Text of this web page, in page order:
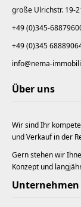
große Ulrichstr. 19-
+49 (0)345-
+49 (0)345
info@nema-
Über uns
Wir sind Ihr
und Verkauf in der
Gern stehen wir
Konzept und
Unternehmen